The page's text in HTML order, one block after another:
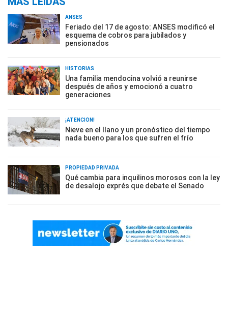
ANSES
Feriado del 17 de agosto: ANSES modificó el
esquema de cobros para jubilados y
pensionados
HISTORIAS
Una familia mendocina volvió a reunirse
después de años y emocionó a cuatro
generaciones
¡ATENCIÓN!
Nieve en el llano y un pronóstico del tiempo
nada bueno para los que sufren el frío
PROPIEDAD PRIVADA
Qué cambia para inquilinos morosos con la ley
de desalojo exprés que debate el Senado